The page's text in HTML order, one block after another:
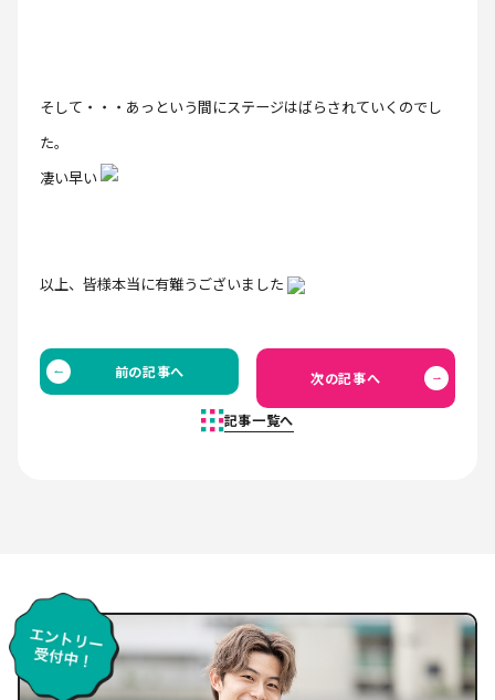
そして・・・あっという間にステージはばらされていくのでし
た。
凄い早い
以上、皆様本当に有難うございました
前の記事へ
記事一覧へ
次の記事へ